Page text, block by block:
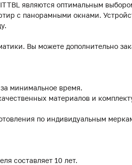
являются оптимальным
с панорамными окнами.
Вы можете дополнительно
минимальное время.
материалов и
по индивидуальным
составляет 10 лет.